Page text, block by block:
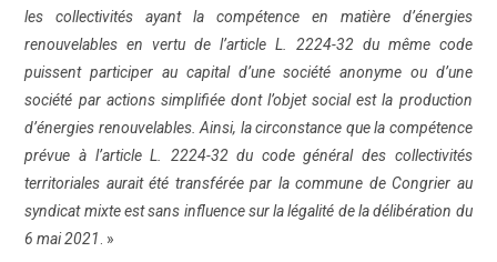
les collectivités ayant la compétence en matière d’énergies
renouvelables en vertu de l’article L. 2224-32 du même code
puissent participer au capital d’une société anonyme ou d’une
société par actions simplifiée dont l’objet social est la production
d’énergies renouvelables. Ainsi, la circonstance que la compétence
prévue à l’article L. 2224-32 du code général des collectivités
territoriales aurait été transférée par la commune de Congrier au
syndicat mixte est sans influence sur la légalité de la délibération du
6 mai 2021 . »